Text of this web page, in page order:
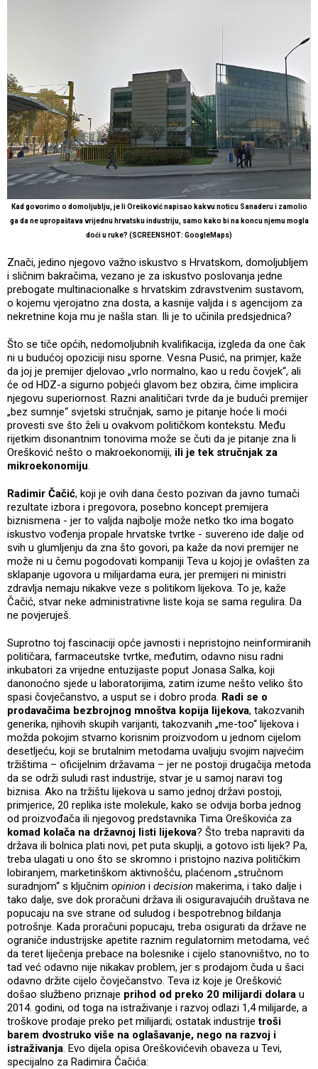
Kad govorimo o domoljublju, je li Orešković napisao kakvu noticu Sanaderu i zamolio
ga da ne upropaštava vrijednu hrvatsku industriju, samo kako bi na koncu njemu mogla
doći u ruke? (SCREENSHOT: GoogleMaps)
Znači, jedino njegovo važno iskustvo s Hrvatskom, domoljubljem
i sličnim bakračima, vezano je za iskustvo poslovanja jedne
prebogate multinacionalke s hrvatskim zdravstvenim sustavom,
o kojemu vjerojatno zna dosta, a kasnije valjda i s agencijom za
nekretnine koja mu je našla stan. Ili je to učinila predsjednica?
Što se tiče općih, nedomoljubnih kvalifikacija, izgleda da one čak
ni u budućoj opoziciji nisu sporne. Vesna Pusić, na primjer, kaže
da joj je premijer djelovao „vrlo normalno, kao u redu čovjek“, ali
će od HDZ-a sigurno pobjeći glavom bez obzira, čime implicira
njegovu superiornost. Razni analitičari tvrde da je budući premijer
„bez sumnje“ svjetski stručnjak, samo je pitanje hoće li moći
provesti sve što želi u ovakvom političkom kontekstu. Među
rijetkim disonantnim tonovima može se čuti da je pitanje zna li
Orešković nešto o makroekonomiji, ili je tek stručnjak za
mikroekonomiju.
Radimir Čačić, koji je ovih dana često pozivan da javno tumači
rezultate izbora i pregovora, posebno koncept premijera
biznismena - jer to valjda najbolje može netko tko ima bogato
iskustvo vođenja propale hrvatske tvrtke - suvereno ide dalje od
svih u glumljenju da zna što govori, pa kaže da novi premijer ne
može ni u čemu pogodovati kompaniji Teva u kojoj je ovlašten za
sklapanje ugovora u milijardama eura, jer premijeri ni ministri
zdravlja nemaju nikakve veze s politikom lijekova. To je, kaže
Čačić, stvar neke administrativne liste koja se sama regulira. Da
ne povjeruješ.
Suprotno toj fascinaciji opće javnosti i nepristojno neinformiranih
političara, farmaceutske tvrtke, međutim, odavno nisu radni
inkubatori za vrijedne entuzijaste poput Jonasa Salka, koji
danonoćno sjede u laboratorijima, zatim izume nešto veliko što
spasi čovječanstvo, a usput se i dobro proda. Radi se o
prodavačima bezbrojnog mnoštva kopija lijekova, takozvanih
generika, njihovih skupih varijanti, takozvanih „me-too“ lijekova i
možda pokojim stvarno korisnim proizvodom u jednom cijelom
desetljeću, koji se brutalnim metodama uvaljuju svojim najvećim
tržištima – oficijelnim državama – jer ne postoji drugačija metoda
da se održi suludi rast industrije, stvar je u samoj naravi tog
biznisa. Ako na tržištu lijekova u samo jednoj državi postoji,
primjerice, 20 replika iste molekule, kako se odvija borba jednog
od proizvođača ili njegovog predstavnika Tima Oreškovića za
komad kolača na državnoj listi lijekova? Što treba napraviti da
država ili bolnica plati novi, pet puta skuplji, a gotovo isti lijek? Pa,
treba ulagati u ono što se skromno i pristojno naziva političkim
lobiranjem, marketinškom aktivnošću, plaćenom „stručnom
suradnjom“ s ključnim opinion i decision makerima, i tako dalje i
tako dalje, sve dok proračuni država ili osiguravajućih društava ne
popucaju na sve strane od suludog i bespotrebnog bildanja
potrošnje. Kada proračuni popucaju, treba osigurati da države ne
ograniče industrijske apetite raznim regulatornim metodama, već
da teret liječenja prebace na bolesnike i cijelo stanovništvo, no to
tad već odavno nije nikakav problem, jer s prodajom čuda u šaci
odavno držite cijelo čovječanstvo. Teva iz koje je Orešković
došao službeno priznaje prihod od preko 20 milijardi dolara u
2014. godini, od toga na istraživanje i razvoj odlazi 1,4 milijarde, a
troškove prodaje preko pet milijardi; ostatak industrije troši
barem dvostruko više na oglašavanje, nego na razvoj i
istraživanja. Evo dijela opisa Oreškovićevih obaveza u Tevi,
specijalno za Radimira Čačića: